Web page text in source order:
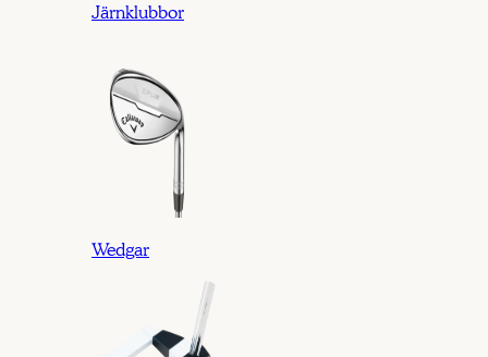
Järnklubbor
Wedgar